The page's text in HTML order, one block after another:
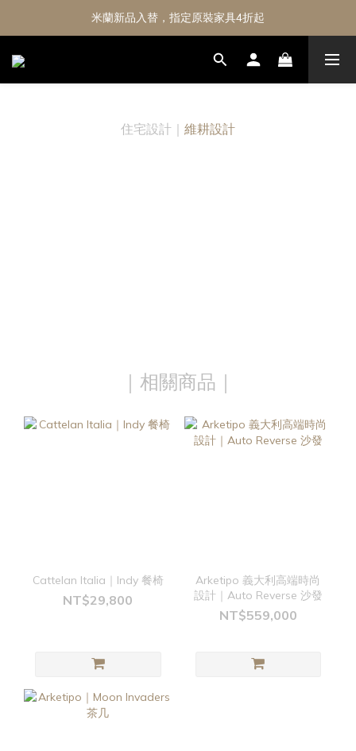
米蘭新品入替，指定原裝家具4折起
住宅設計｜ 維耕設計
｜相關商品｜
Cattelan Italia｜Indy 餐椅
NT$29,800
Arketipo 義大利高端時尚
設計｜Auto Reverse 沙發
NT$559,000